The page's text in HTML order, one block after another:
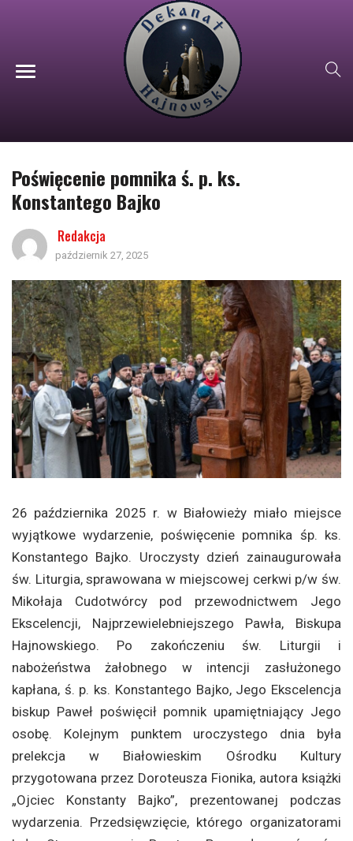
Poświęcenie pomnika ś. p. ks.
Konstantego Bajko
Redakcja
październik 27, 2025
26 października 2025 r. w Białowieży miało miejsce
wyjątkowe wydarzenie, poświęcenie pomnika śp. ks.
Konstantego Bajko. Uroczysty dzień zainaugurowała
św. Liturgia, sprawowana w miejscowej cerkwi p/w św.
Mikołaja Cudotwórcy pod przewodnictwem Jego
Ekscelencji, Najprzewielebniejszego Pawła, Biskupa
Hajnowskiego. Po zakończeniu św. Liturgii i
nabożeństwa żałobnego w intencji zasłużonego
kapłana, ś. p. ks. Konstantego Bajko, Jego Ekscelencja
biskup Paweł poświęcił pomnik upamiętniający Jego
osobę. Kolejnym punktem uroczystego dnia była
prelekcja w Białowieskim Ośrodku Kultury
przygotowana przez Doroteusza Fionika, autora książki
„Ojciec Konstanty Bajko”, prezentowanej podczas
wydarzenia. Przedsięwzięcie, którego organizatorami